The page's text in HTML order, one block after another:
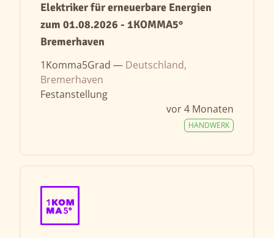
Elektriker für erneuerbare Energien
zum 01.08.2026 - 1KOMMA5°
Bremerhaven
1Komma5Grad — Deutschland,
Bremerhaven
Festanstellung
vor 4 Monaten
HANDWERK